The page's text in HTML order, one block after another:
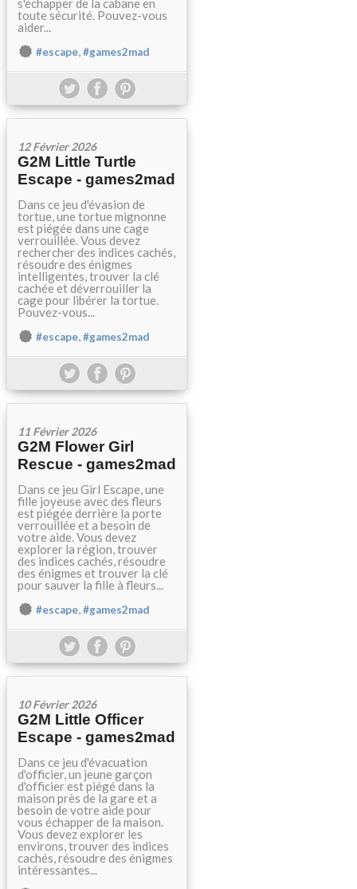
s'échapper de la cabane en
toute sécurité. Pouvez-vous
aider...
#escape,#games2mad
12 Février 2026
G2M Little Turtle
Escape - games2mad
Dans ce jeu d'évasion de
tortue, une tortue mignonne
est piégée dans une cage
verrouillée. Vous devez
rechercher des indices cachés,
résoudre des énigmes
intelligentes, trouver la clé
cachée et déverrouiller la
cage pour libérer la tortue.
Pouvez-vous...
#escape,#games2mad
11 Février 2026
G2M Flower Girl
Rescue - games2mad
Dans ce jeu Girl Escape, une
fille joyeuse avec des fleurs
est piégée derrière la porte
verrouillée et a besoin de
votre aide. Vous devez
explorer la région, trouver
des indices cachés, résoudre
des énigmes et trouver la clé
pour sauver la fille à fleurs...
#escape,#games2mad
10 Février 2026
G2M Little Officer
Escape - games2mad
Dans ce jeu d'évacuation
d'officier, un jeune garçon
d'officier est piégé dans la
maison près de la gare et a
besoin de votre aide pour
vous échapper de la maison.
Vous devez explorer les
environs, trouver des indices
cachés, résoudre des énigmes
intéressantes...